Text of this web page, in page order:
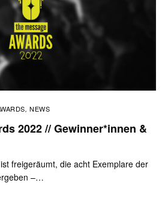
,NEWS
2022 // Gewinner*innen &
freigeräumt, die acht Exemplare der
–…